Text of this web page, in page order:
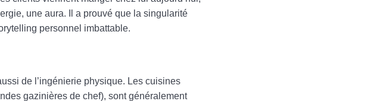
une aura. Il a prouvé que la singularité
personnel imbattable.
de l’ingénierie physique. Les cuisines
gazinières de chef), sont généralement